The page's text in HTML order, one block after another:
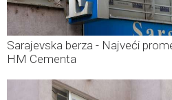
Sarajevska berza - Najveći
HM Cementa